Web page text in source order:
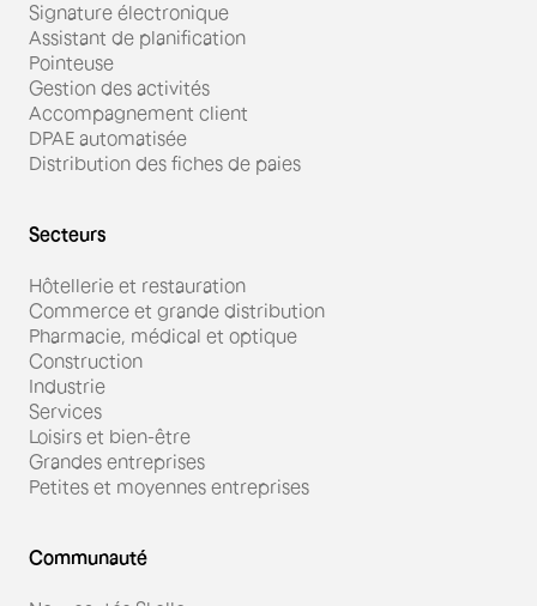
Signature électronique
Assistant de planification
Pointeuse
Gestion des activités
Accompagnement client
DPAE automatisée
Distribution des fiches de paies
Secteurs
Hôtellerie et restauration
Commerce et grande distribution
Pharmacie, médical et optique
Construction
Industrie
Services
Loisirs et bien-être
Grandes entreprises
Petites et moyennes entreprises
Communauté